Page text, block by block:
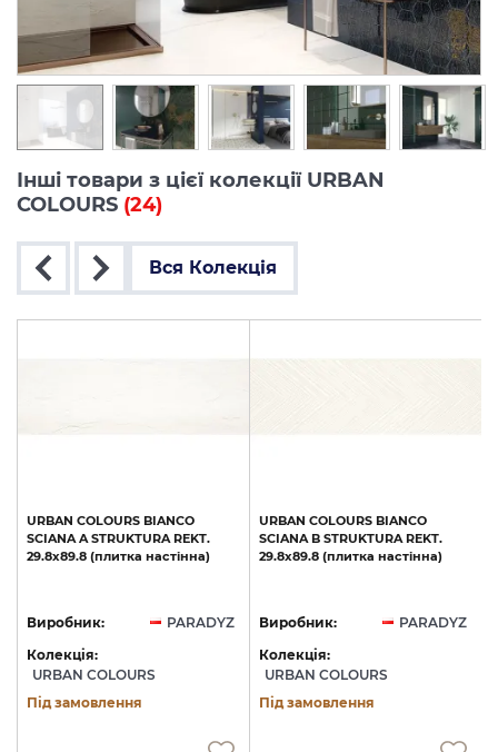
Інші товари з цієї колекції URBAN
COLOURS (24)
Вся Колекція
URBAN COLOURS BIANCO
SCIANA A STRUKTURA REKT.
29.8х89.8 (плитка настінна)
Виробник:
PARADYZ
Колекція:
URBAN COLOURS
Під замовлення
URBAN COLOURS BIANCO
SCIANA B STRUKTURA REKT.
29.8х89.8 (плитка настінна)
Виробник:
PARADYZ
Колекція:
URBAN COLOURS
Під замовлення